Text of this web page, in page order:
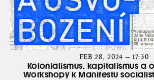
FEB 28, 2024 — 17:30
Kolonialismus, kapitalismus a
Workshopy k Manifestu